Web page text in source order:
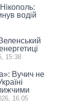
водій
15:38
Вучич не
16:05